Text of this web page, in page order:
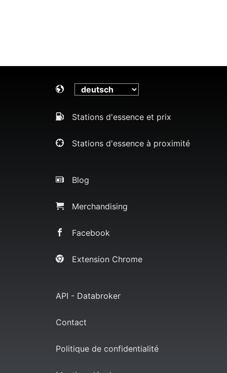
Stations d'essence et prix
Stations d'essence à proximité
Blog
Merchandising
Facebook
Extension Chrome
API - Databroker
Contact
Politique de confidentialité